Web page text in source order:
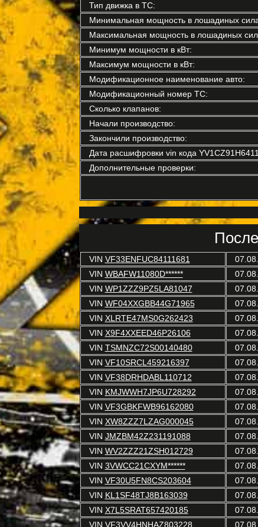
Тип движка в ТС:
Минимальная мощность в лошадиных
Максимальная мощность в лошадиных
Минимум мощности в кВт:
Максимум мощности в кВт:
Модификационное наименование авто:
Модификационный номер ТС:
Сколько клапанов:
Начали производство:
Закончили производство:
Дата расшифровки vin кода
Дополнительные проверки:
VIN VF33ENFUC84111681
VIN WBAFW11080D******
VIN WP1ZZZ9PZ5LA81047
VIN WF04XXGBB44G71965
VIN XLRTE47MS0G262423
VIN X9F4XXEED46P26106
VIN TSMNZC72S00140480
VIN VF10SRCL459216397
VIN VF38DRHDABL110712
VIN KMJWWH7JP6U728292
VIN VF3GBKFWB96162080
VIN XW8ZZZ7LZAG000045
VIN JMZBM42Z231191088
VIN WV2ZZZ21ZSH012729
VIN 3VWCC21CXYM******
VIN VF30U5FN8CS203604
VIN KL1SF48TJ8B163039
VIN X7L5SRAT657420185
VIN VF3VV4HNHAZ803228